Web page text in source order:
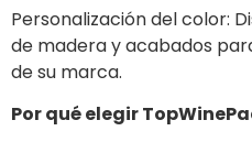
Personalización del color:
de madera y acabados
de su marca.
Por qué elegir